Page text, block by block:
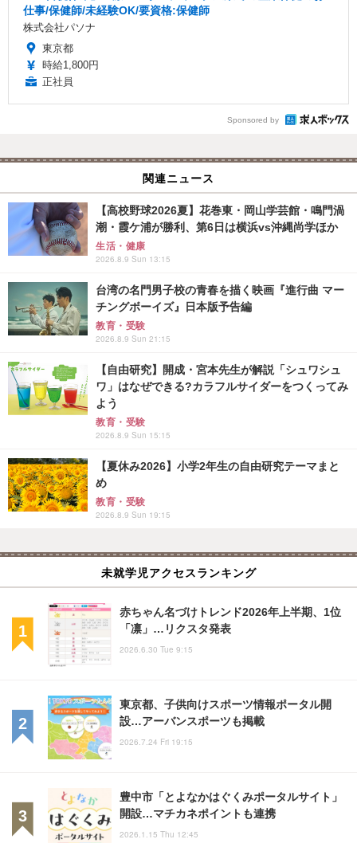
仕事/保健師/未経験OK/要資格:保健師
株式会社パソナ
東京都
時給1,800円
正社員
Sponsored by
関連ニュース
【高校野球2026夏】花巻東・岡山学芸館・鳴門渦
潮・霞ケ浦が勝利、第6日は横浜vs沖縄尚学ほか
生活・健康
2026.8.9 Sun 13:15
台湾の名門男子校の青春を描く映画『進行曲 マー
チングボーイズ』日本版予告編
教育・受験
2026.8.9 Sun 21:15
【自由研究】開成・宮本先生が解説「シュワシュ
ワ」はなぜできる?カラフルサイダーをつくってみ
よう
教育・受験
2026.8.9 Sun 15:15
【夏休み2026】小学2年生の自由研究テーマまと
め
教育・受験
2026.8.9 Sun 19:15
未就学児アクセスランキング
赤ちゃん名づけトレンド2026年上半期、1位
「凛」…リクスタ発表
2026.6.30 Tue 9:15
東京都、子供向けスポーツ情報ポータル開
設…アーバンスポーツも掲載
2026.7.24 Fri 19:15
豊中市「とよなかはぐくみポータルサイト」
開設…マチカネポイントも連携
2026.1.15 Thu 12:45